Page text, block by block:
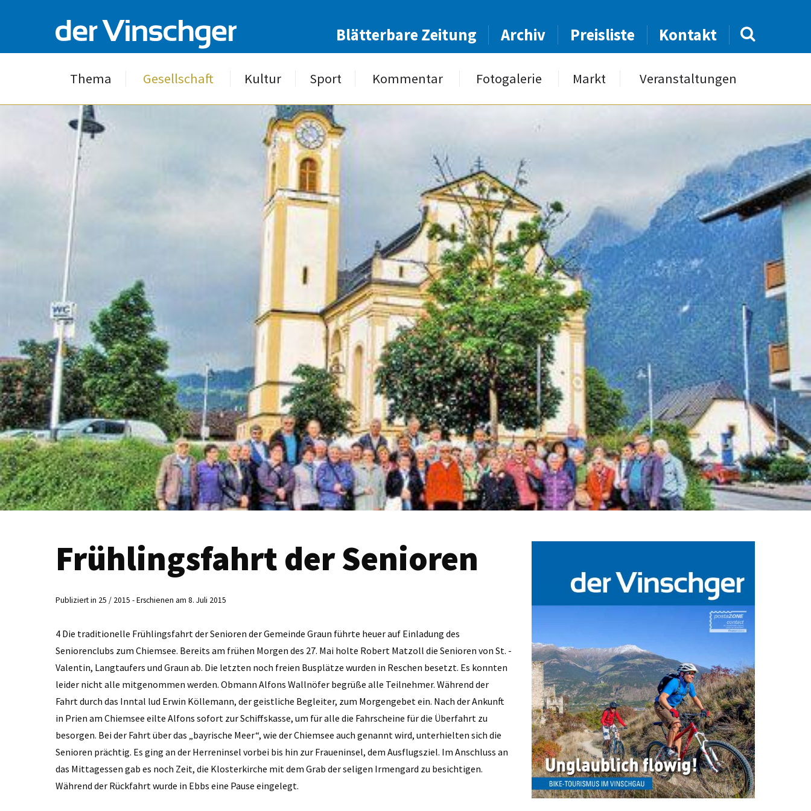
Blätterbare Zeitung Archiv Preisliste Kontakt
Thema Gesellschaft Kultur Sport Kommentar Fotogalerie Markt Veranstaltungen
Frühlingsfahrt der Senioren
Publiziert in 25 / 2015 - Erschienen am 8. Juli 2015
4 Die traditionelle Frühlingsfahrt der Senioren der Gemeinde Graun führte heuer auf Einladung des
Seniorenclubs zum Chiemsee. Bereits am frühen Morgen des 27. Mai holte Robert ­Matzoll die Senioren von St. ­
Valentin, Langtaufers und Graun ab. Die letzten noch freien Busplätze wurden in Reschen besetzt. Es konnten
leider nicht alle mitgenommen werden. Obmann Alfons Wallnöfer begrüße alle Teilnehmer. Während der
Fahrt durch das Inntal lud Erwin Köllemann, der geistliche Begleiter, zum Morgengebet ein. Nach der Ankunft
in Prien am Chiemsee eilte Alfons sofort zur Schiffskasse, um für alle die Fahrscheine für die Überfahrt zu
besorgen. Bei der Fahrt über das „bayrische Meer“, wie der Chiemsee auch genannt wird, unterhielten sich die
Senioren prächtig. Es ging an der Herreninsel vorbei bis hin zur Fraueninsel, dem Ausflugsziel. Im Anschluss an
das Mittagessen gab es noch Zeit, die Klosterkirche mit dem Grab der seligen Irmengard zu besichtigen.
Während der Rückfahrt wurde in Ebbs eine Pause eingelegt.